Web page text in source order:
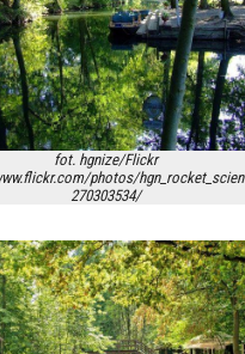
fot. hgnize/Flickr
photos/
270303534/